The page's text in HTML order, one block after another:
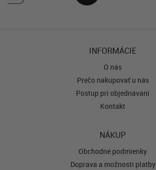
INFORMÁCIE
O nás
Prečo nakupovať u nás
Postup pri objednávaní
Kontakt
NÁKUP
Obchodné podmienky
Doprava a možnosti platby